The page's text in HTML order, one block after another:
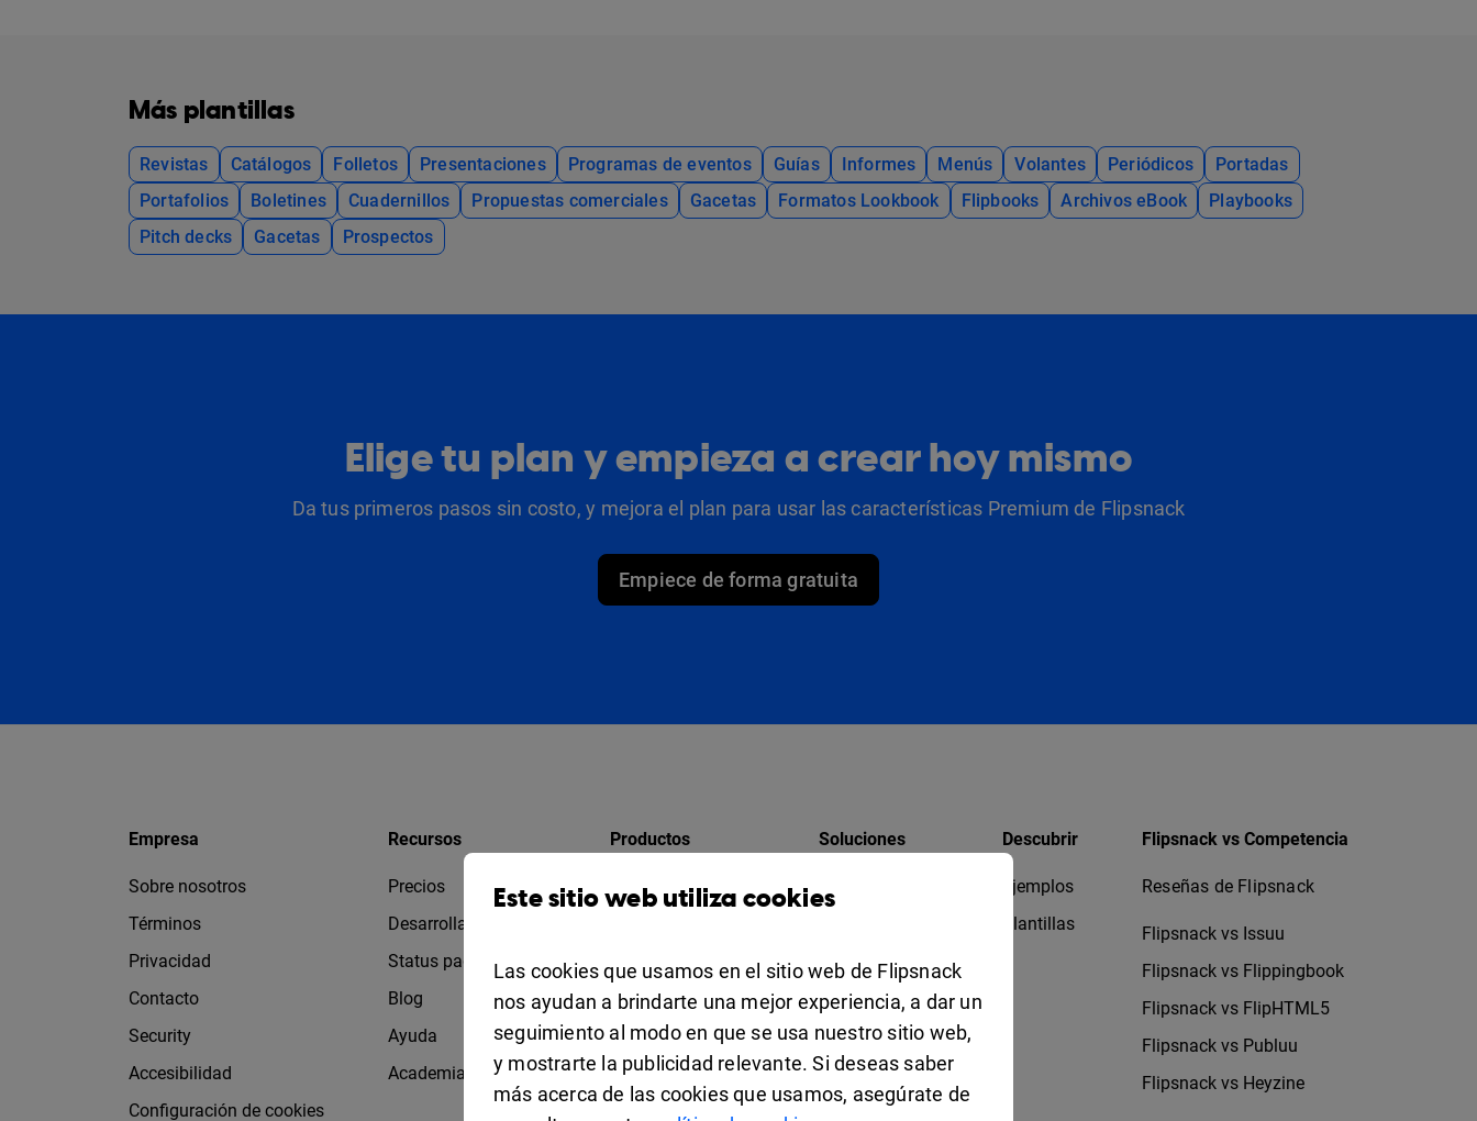
Más plantillas
Revistas Catálogos Folletos Presentaciones Programas de eventos Guías Informes Menús Volantes Periódicos
Portadas
Portafolios
Boletines Cuadernillos Propuestas comerciales Gacetas Formatos Lookbook Flipbooks Archivos eBook
Playbooks
Pitch decks
Gacetas Prospectos
Elige tu plan y empieza a crear hoy mismo
Da tus primeros pasos sin costo, y mejora el plan para usar las características Premium de Flipsnack
Empiece de forma gratuita
Empresa
Sobre nosotros
Términos
Privacidad
Contacto
Security
Accesibilidad
Configuración de cookies
Recursos
Precios
Desarrolladores
Status page
Blog
Ayuda
Academia Flipsnack
Productos
Design Studio
Apps
iOS
Android
Soluciones
Colaboración
For education
Usos
Descubrir
Ejemplos
Plantillas
Flipsnack vs Competencia
Reseñas de Flipsnack
Flipsnack vs Issuu
Flipsnack vs Flippingbook
Flipsnack vs FlipHTML5
Flipsnack vs Publuu
Flipsnack vs Heyzine
Este sitio web utiliza cookies
Las cookies que usamos en el sitio web de Flipsnack
nos ayudan a brindarte una mejor experiencia, a dar un
seguimiento al modo en que se usa nuestro sitio web,
y mostrarte la publicidad relevante. Si deseas saber
más acerca de las cookies que usamos, asegúrate de